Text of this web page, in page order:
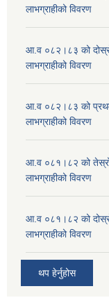
लाभग्राहीको विवरण
आ.व ०८२।८३ को दोस्रो
लाभग्राहीको विवरण
आ.व ०८२।८३ को प्रथम
लाभग्राहीको विवरण
आ.व ०८१।८२ को तेस्रो
लाभग्राहीको विवरण
आ.व ०८१।८२ को दोस्रो
लाभग्राहीको विवरण
थप हेर्नुहोस